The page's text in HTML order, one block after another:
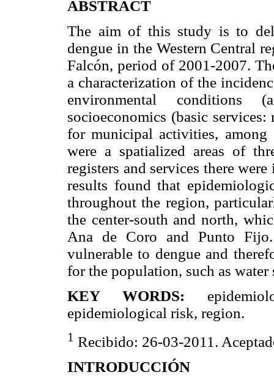
ABSTRACT
The aim of this study is to
dengue in the Western Central
Falcón, period of 2001-2007.
a characterization of the
environmental conditions
socioeconomics (basic
for municipal activities,
were a spatialized areas of
registers and services there
results found that
throughout the region,
the center-south and north,
Ana de Coro and Punto
vulnerable to dengue and
for the population, such as
KEY WORDS:
epidemiological risk, region.
1 Recibido: 26-03-2011.
INTRODUCCIÓN